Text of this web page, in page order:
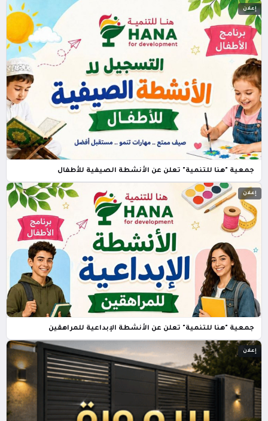
إعلان
جمعية "هنا للتنمية" تعلن عن الأنشطة الصيفية للأطفال
إعلان
جمعية "هنا للتنمية" تعلن عن الأنشطة الإبداعية للمراهقين
إعلان